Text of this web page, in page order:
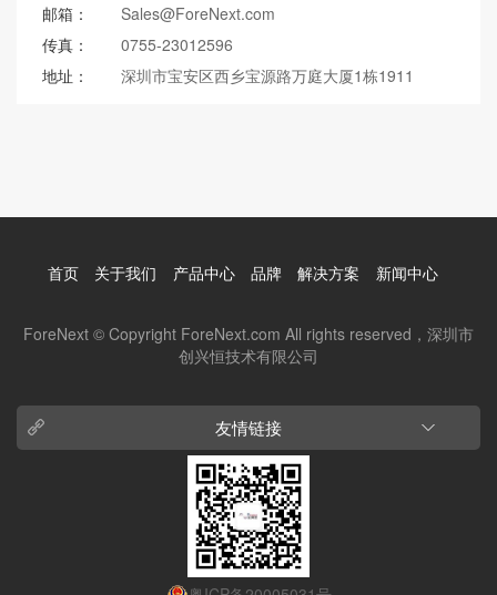
邮箱：
Sales@ForeNext.com
传真：
0755-23012596
地址：
深圳市宝安区西乡宝源路万庭大厦1栋1911
首页 关于我们 产品中心 品牌 解决方案 新闻中心
ForeNext © Copyright ForeNext.com All rights reserved，深圳市
创兴恒技术有限公司
友情链接